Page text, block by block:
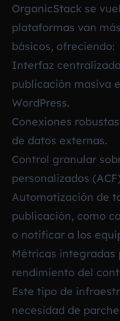
OrganicStack se
plataformas van
básicos, ofreciendo:
Interfaz
publicación masiva
WordPress.
Conexiones
de datos externas.
Control granular
personalizados
Automatización de
publicación, como
o notificar a los
Métricas integradas
rendimiento del
Este tipo de
necesidad de